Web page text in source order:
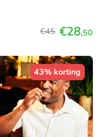
€45 €28,50
43% korting